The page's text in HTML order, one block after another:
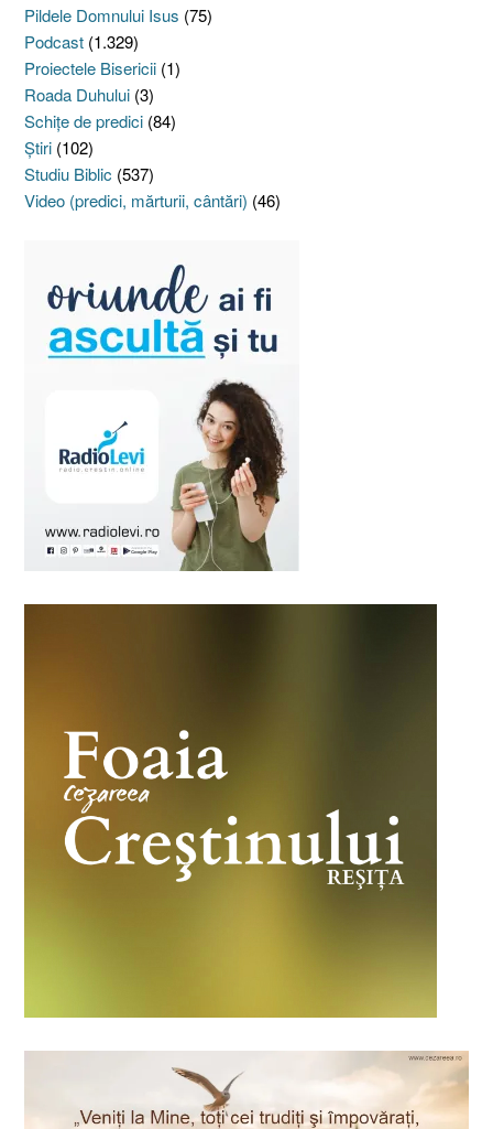
Pildele Domnului Isus (75)
Podcast (1.329)
Proiectele Bisericii (1)
Roada Duhului (3)
Schiţe de predici (84)
Ştiri (102)
Studiu Biblic (537)
Video (predici, mărturii, cântări) (46)